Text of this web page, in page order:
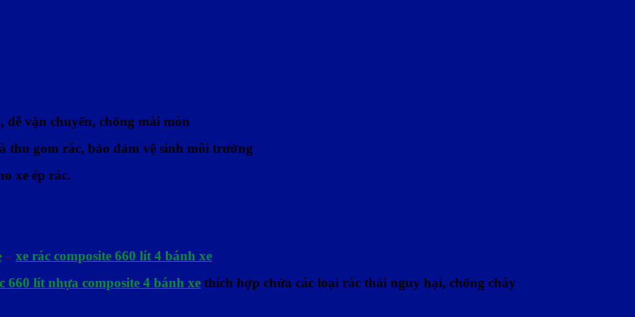
vận chuyển, chống mài mòn
thu gom rác, bảo đảm vệ sinh môi trường
xe ép rác.
– xe rác composite 660 lít 4 bánh xe
660 lít nhựa composite 4 bánh xe thích hợp chứa các loại rác thải nguy hại, chống cháy